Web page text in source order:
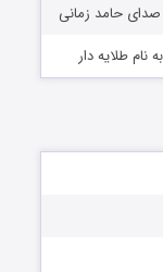
صدای حامد زمانی
طلایه دار